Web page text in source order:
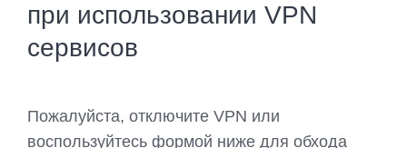
при использовании VPN
сервисов
Пожалуйста, отключите VPN или
воспользуйтесь формой ниже для обхода